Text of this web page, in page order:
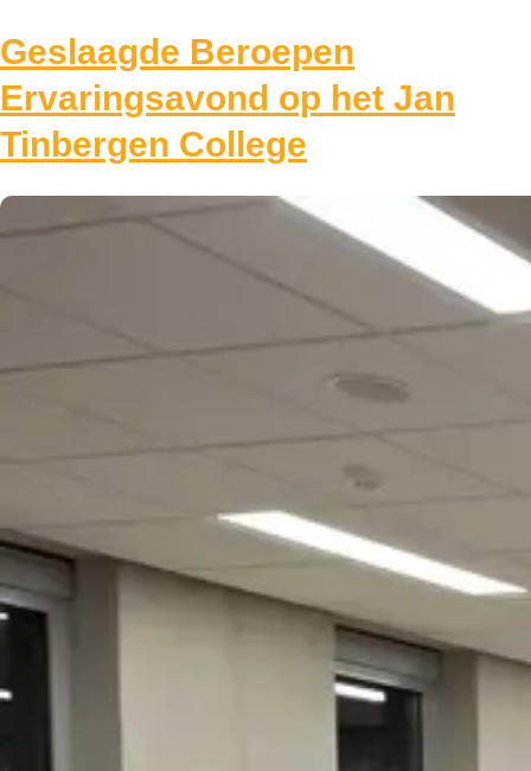
Geslaagde Beroepen
Ervaringsavond op het Jan
Tinbergen College